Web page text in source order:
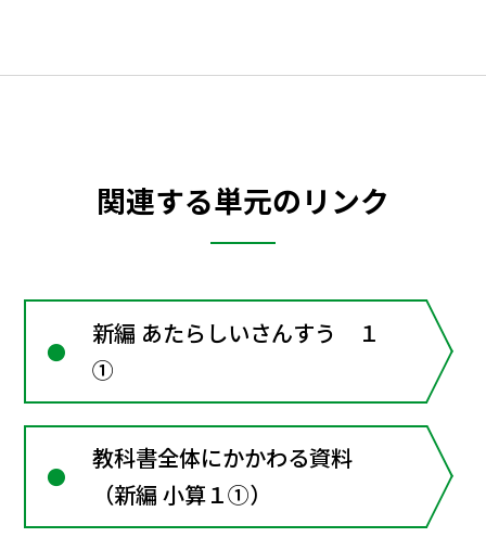
関連する単元のリンク
新編 あたらしいさんすう １
①
教科書全体にかかわる資料
（新編 小算１①）